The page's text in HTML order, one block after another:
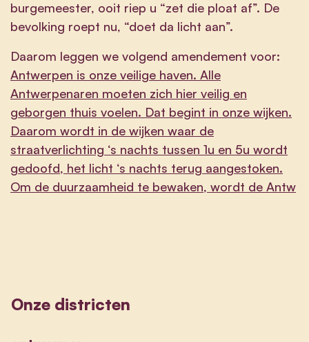
burgemeester, ooit riep u “zet die ploat af”. De
bevolking roept nu, “doet da licht aan”.
Daarom leggen we volgend amendement voor:
Antwerpen is onze veilige haven. Alle
Antwerpenaren moeten zich hier veilig en
geborgen thuis voelen. Dat begint in onze wijken.
Daarom wordt in de wijken waar de
straatverlichting ‘s nachts tussen 1u en 5u wordt
gedoofd, het licht ‘s nachts terug aangestoken.
Om de duurzaamheid te bewaken, wordt de Antw
Onze districten